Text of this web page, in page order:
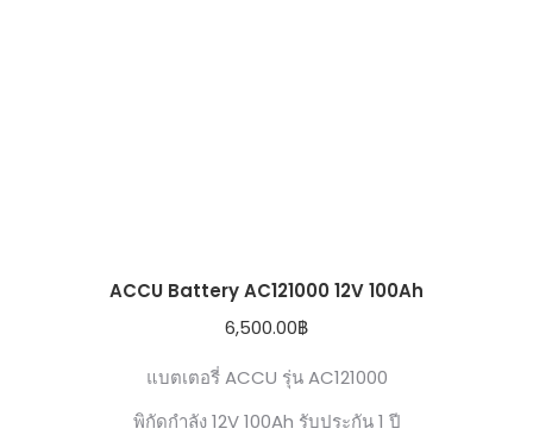
ACCU Battery AC121000 12V 100Ah
6,500.00฿
แบตเตอรี่ ACCU รุ่น AC121000
พิกัดกำลัง 12V 100Ah รับประกัน 1 ปี